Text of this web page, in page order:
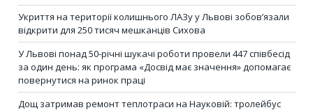
Укриття на території колишнього ЛАЗу у Львові зобов’язали
відкрити для 250 тисяч мешканців Сихова
У Львові понад 50-річні шукачі роботи провели 447 співбесід
за один день: як програма «Досвід має значення» допомагає
повернутися на ринок праці
Дощ затримав ремонт теплотраси на Науковій: тролейбус